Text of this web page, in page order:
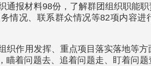
报材料98份，了解群团组织职能
情况、联系群众情况等82项内容进
作用发挥、重点项目落实落地等方
着问题去、追着问题走、盯着问